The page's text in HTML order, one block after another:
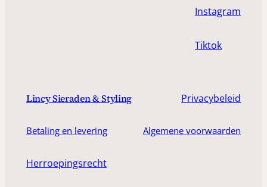
Instagram
Tiktok
Lincy Sieraden & Styling Privacybeleid
Betaling en levering Algemene voorwaarden
Herroepingsrecht